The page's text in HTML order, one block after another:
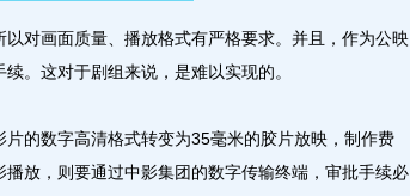
对画面质量、播放格式有严格要求。并且，作为公映
。这对于剧组来说，是难以实现的。
的数字高清格式转变为35毫米的胶片放映，制作费
播放，则要通过中影集团的数字传输终端，审批手续必